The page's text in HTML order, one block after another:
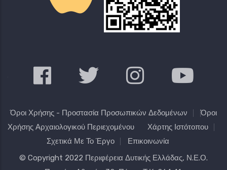
Όροι Χρήσης - Προστασία Προσωπικών Δεδομένων
Όροι
Χρήσης Αρχαιολογικού Περιεχομένου
Χάρτης Ιστότοπου
Σχετικά Με Το Έργο
Επικοινωνία
© Copyright 2022 Περιφέρεια Δυτικής Ελλάδας, Ν.Ε.Ο.